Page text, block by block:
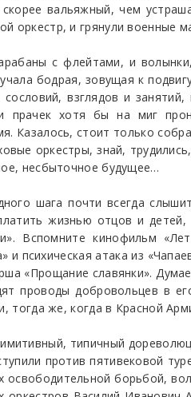
вальяжный, чем
оркестр, и грянули военные
с флейтами, и
бодрая, зовущая к
взглядов и
хотя бы на миг
стоит только
оркестры, знай,
несбыточное будущее…
шага почти всегда
жизнью отцов и
Вспомните кинофильм
психическая атака из
«Прощание славянки».
проводы добровольцев в
тогда же, когда в Красной
типичный
против пятивековой
борьбой,